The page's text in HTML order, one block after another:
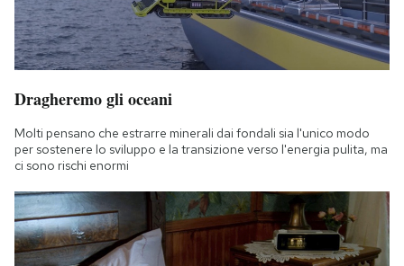
Dragheremo gli oceani
Molti pensano che estrarre minerali dai fondali sia l'unico modo
per sostenere lo sviluppo e la transizione verso l'energia pulita, ma
ci sono rischi enormi